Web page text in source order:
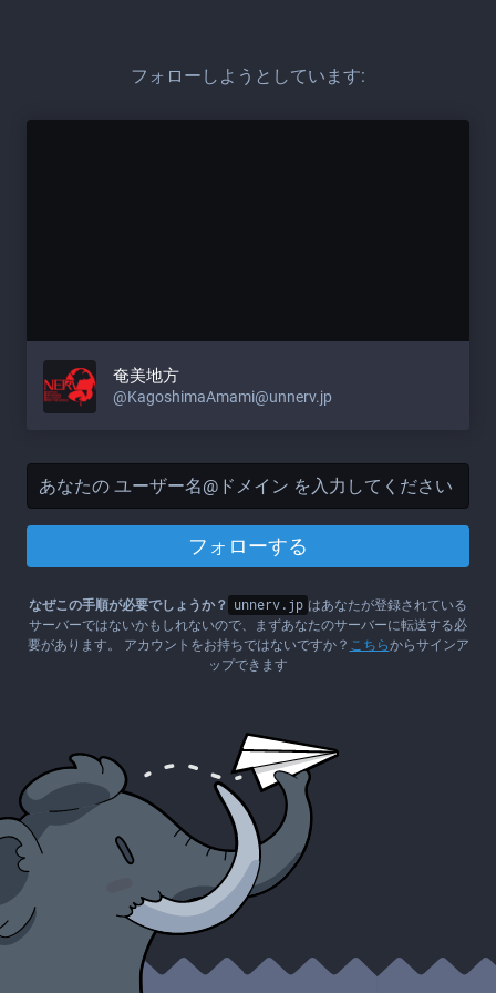
フォローしようとしています:
奄美地方
@KagoshimaAmami@unnerv.jp
フォローする
なぜこの手順が必要でしょうか？ unnerv.jp はあなたが登録されている
サーバーではないかもしれないので、まずあなたのサーバーに転送する必
要があります。 アカウントをお持ちではないですか？ こちらからサインア
ップできます